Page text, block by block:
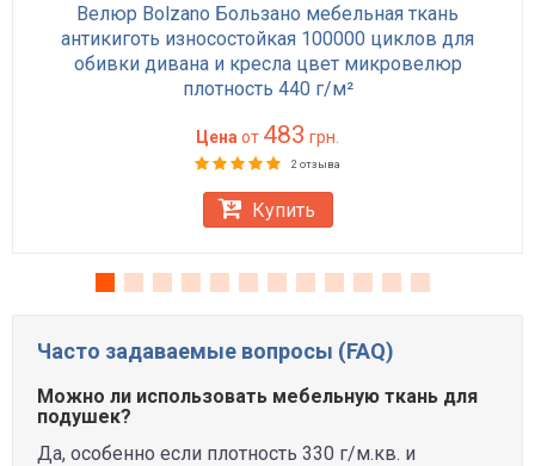
Велюр Bolzano Бользано мебельная ткань
антикиготь износостойкая 100000 циклов для
обивки дивана и кресла цвет микровелюр
плотность 440 г/м²
Цена от 483 грн.
2 отзыва
Купить
Часто задаваемые вопросы (FAQ)
Можно ли использовать мебельную ткань для
подушек?
Да, особенно если плотность 330 г/м.кв. и